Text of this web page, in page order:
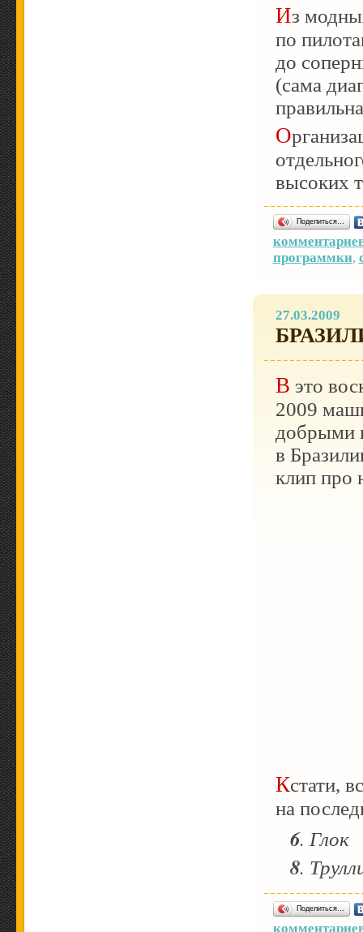
Из
по
до
(сама
Организация телеметрии формулы 1 достойна
высоких
Поделиться…
программки,
27.03.2009
В это воскресенье состоится первая гонка
2009
добрыми
в
клип про
Кстати,
на
6.
8.
Поделиться…